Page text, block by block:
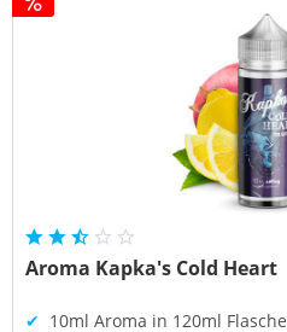
Aroma Kapka's Cold Heart
✔ 10ml Aroma in 120ml Flasche